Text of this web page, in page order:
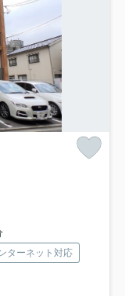
ターネット対応